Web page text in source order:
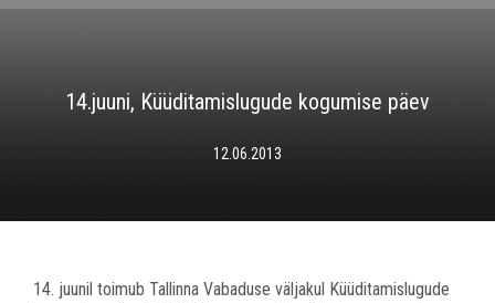
14.juuni, Küüditamislugude kogumise päev
12.06.2013
14. juunil toimub Tallinna Vabaduse väljakul Küüditamislugude